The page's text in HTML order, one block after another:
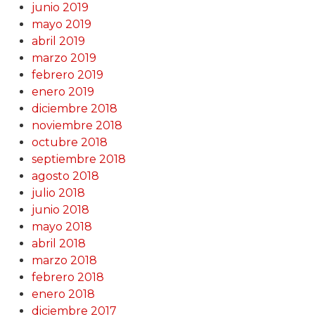
junio 2019
mayo 2019
abril 2019
marzo 2019
febrero 2019
enero 2019
diciembre 2018
noviembre 2018
octubre 2018
septiembre 2018
agosto 2018
julio 2018
junio 2018
mayo 2018
abril 2018
marzo 2018
febrero 2018
enero 2018
diciembre 2017